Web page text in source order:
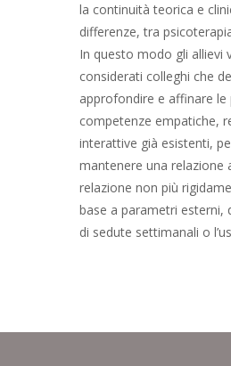
la continuità teorica e
differenze, tra
In questo modo gli allievi
considerati colleghi che
approfondire e affinare le
competenze empatiche,
interattive già esistenti,
mantenere una relazione
relazione non più
base a parametri esterni,
di sedute settimanali o